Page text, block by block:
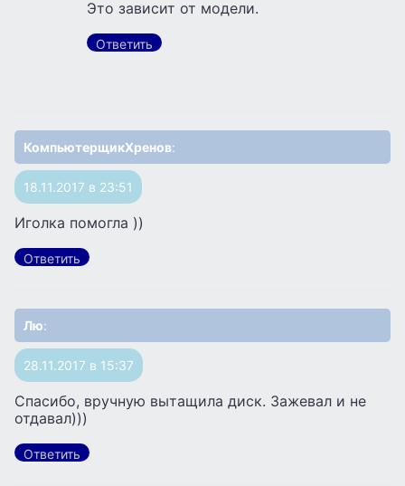
Это зависит от модели.
Ответить
КомпьютерщикХренов:
18.11.2017 в 23:51
Иголка помогла ))
Ответить
Лю:
28.11.2017 в 15:37
Спасибо, вручную вытащила диск. Зажевал и не
отдавал)))
Ответить